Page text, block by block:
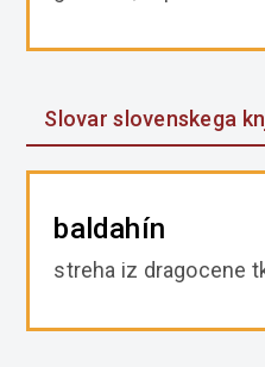
Slovar slovenskega
baldahín
streha iz dragocene